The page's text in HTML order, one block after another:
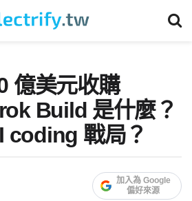
億美元收購
Build 是什麼？
coding 戰局？
加入為 Google
偏好來源